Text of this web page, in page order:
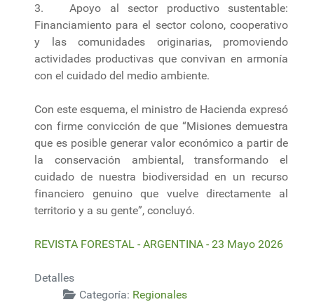
3. Apoyo al sector productivo sustentable:
Financiamiento para el sector colono, cooperativo
y las comunidades originarias, promoviendo
actividades productivas que convivan en armonía
con el cuidado del medio ambiente.
Con este esquema, el ministro de Hacienda expresó
con firme convicción de que “Misiones demuestra
que es posible generar valor económico a partir de
la conservación ambiental, transformando el
cuidado de nuestra biodiversidad en un recurso
financiero genuino que vuelve directamente al
territorio y a su gente”, concluyó.
REVISTA FORESTAL - ARGENTINA - 23 Mayo 2026
Detalles
Categoría: Regionales